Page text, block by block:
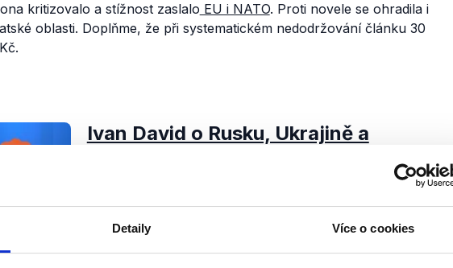
Detaily Více o cookies
kritizovalo a stížnost zaslalo EU i NATO. Proti novele se ohradila i
oblasti. Doplňme, že při systematickém nedodržování článku 30
Ivan David o Rusku, Ukrajině a
Europoslanec za SPD se v Interview ČT24 vyjadřoval
k současné česko-ruské diplomatické roztržce a jejím
tomuto resortu. Přestože...